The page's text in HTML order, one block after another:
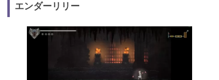
エンダーリリー